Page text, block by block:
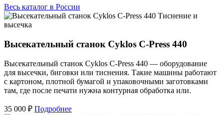
Весь каталог в России
Тиснение и
высечка
Высекательный станок Cyklos C-Press 440
Высекательный станок Cyklos C-Press 440 — оборудование
для высечки, биговки или тиснения. Такие машины работают
с картоном, плотной бумагой и упаковочными заготовками
там, где после печати нужна контурная обработка или.
35 000 ₽ Подробнее